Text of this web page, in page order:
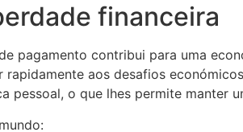
financeira
pagamento contribui para uma
aos desafios
pessoal, o que lhes permite manter